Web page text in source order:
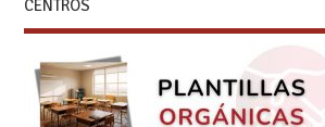
CENTROS